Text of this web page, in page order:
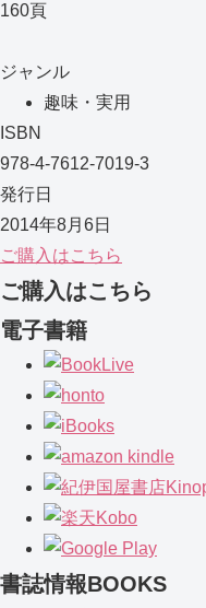
160頁
ジャンル
趣味・実用
ISBN
978-4-7612-7019-3
発行日
2014年8月6日
ご購入はこちら
ご購入はこちら
電子書籍
書誌情報BOOKS